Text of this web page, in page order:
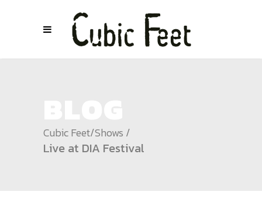
Cubic Feet/Shows /
Live at DIA Festival